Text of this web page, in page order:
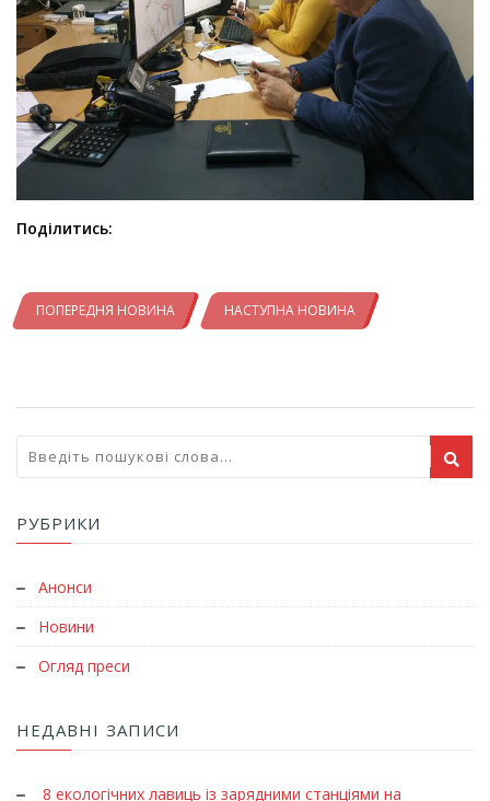
Поділитись:
ПОПЕРЕДНЯ НОВИНА НАСТУПНА НОВИНА
РУБРИКИ
Анонси
Новини
Огляд преси
НЕДАВНІ ЗАПИСИ
8 екологічних лавиць із зарядними станціями на